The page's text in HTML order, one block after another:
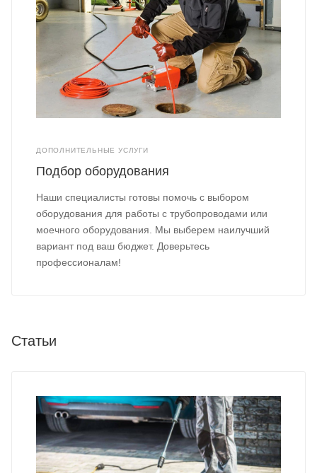
ДОПОЛНИТЕЛЬНЫЕ УСЛУГИ
Подбор оборудования
Наши специалисты готовы помочь с выбором
оборудования для работы с трубопроводами или
моечного оборудования. Мы выберем наилучший
вариант под ваш бюджет. Доверьтесь
профессионалам!
Статьи